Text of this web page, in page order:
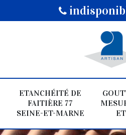
ETANCHÉITÉ DE
FAITIÈRE 77
SEINE-ET-MARNE